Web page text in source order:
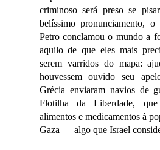
criminoso será preso se
belíssimo pronunciamento, o
Petro conclamou o mundo a
aquilo de que eles mais
serem varridos do mapa:
houvessem ouvido seu
Grécia enviaram navios de
Flotilha da Liberdade, que
alimentos e medicamentos à
Gaza — algo que Israel